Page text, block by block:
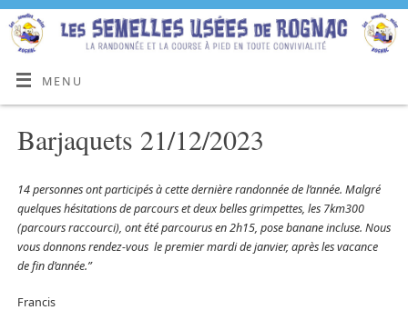
MENU
Barjaquets 21/12/2023
14 personnes ont participés à cette dernière randonnée de l’année. Malgré
quelques hésitations de parcours et deux belles grimpettes, les 7km300
(parcours raccourci), ont été parcourus en 2h15, pose banane incluse. Nous
vous donnons rendez-vous le premier mardi de janvier, après les vacance
de fin d’année.”
Francis